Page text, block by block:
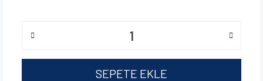
SEPETE EKLE